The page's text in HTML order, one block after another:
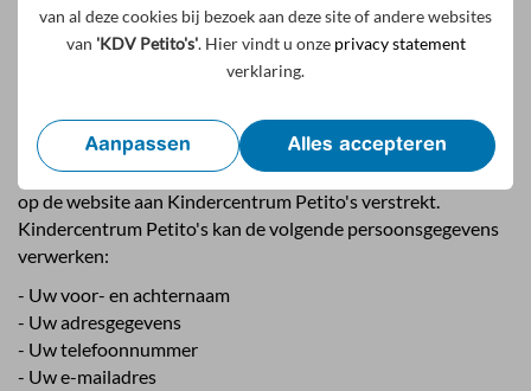
van al deze cookies bij bezoek aan deze site of andere websites
van 'KDV Petito's'. Hier vindt u onze privacy statement
verklaring.
Aanpassen Alles accepteren
Persoonsgegevens die worden verwerkt
Kindercentrum Petito's kan persoonsgegevens over u
verwerken, doordat u gebruik maakt van onze diensten en/of
omdat u deze zelf bij het invullen van een contactformulier
op de website aan Kindercentrum Petito's verstrekt.
Kindercentrum Petito's kan de volgende persoonsgegevens
verwerken:
- Uw voor- en achternaam
- Uw adresgegevens
- Uw telefoonnummer
- Uw e-mailadres